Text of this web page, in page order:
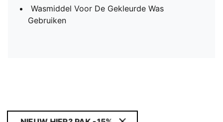
Wasmiddel Voor De Gekleurde Was
Gebruiken